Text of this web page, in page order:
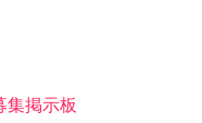
集掲示板